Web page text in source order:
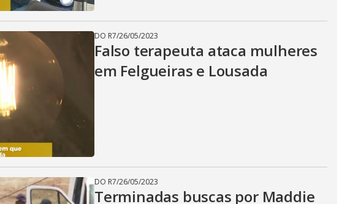
DO R7/26/05/2023
Falso terapeuta ataca mulheres
em Felgueiras e Lousada
DO R7/26/05/2023
Terminadas buscas por Maddie